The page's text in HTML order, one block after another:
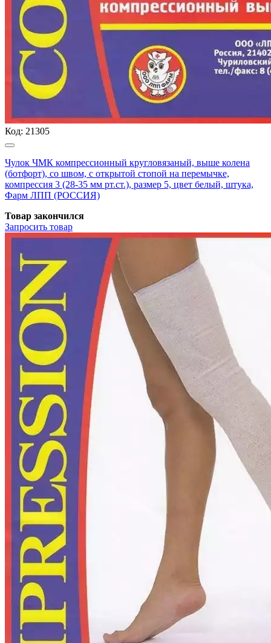
Код: 21305
Чулок ЧМК компрессионный кругловязаный, выше колена
(ботфорт), со швом, с открытой стопой на перемычке,
компрессия 3 (28-35 мм рт.ст.), размер 5, цвет белый, штука,
Фарм ЛПП (РОССИЯ)
Товар закончился
Запросить товар